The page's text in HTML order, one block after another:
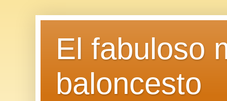
El fabuloso
baloncesto